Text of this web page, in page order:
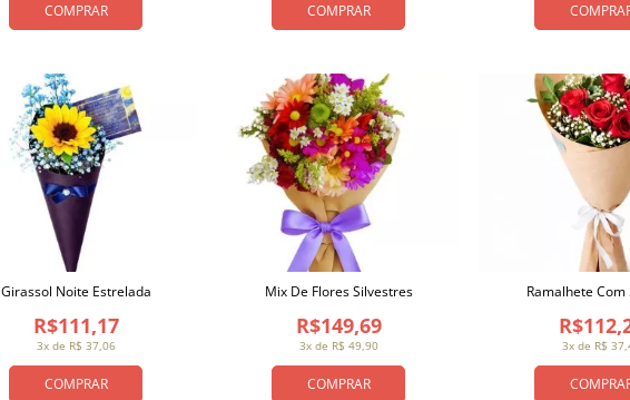
COMPRAR COMPRAR
COMPRAR
3x de R$ 37,06
R$111,17
Girassol Noite Estrelada
COMPRAR
3x de R$ 49,90
R$149,69
Mix De Flores Silvestres
3x de R$
Ramalhete Com